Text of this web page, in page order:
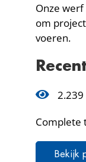
Onze
om
voeren.
2.239
Complete
Bekijk